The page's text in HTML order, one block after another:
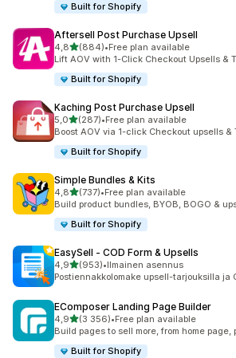
Built for Shopify
Aftersell Post Purchase Upsell
4,8/ 5 tähteä
(884)
884 arvostelua yhteensä
•Free plan available
Lift AOV with 1-Click Checkout Upsells &
Built for Shopify
Kaching Post Purchase Upsell
5,0/ 5 tähteä
(287)
287 arvostelua yhteensä
•Free plan available
Boost AOV via 1-click Checkout upsells &
Built for Shopify
Simple Bundles & Kits
4,8/ 5 tähteä
(737)
737 arvostelua yhteensä
•Free plan available
Build product bundles, BYOB, BOGO &
Built for Shopify
EasySell ‑ COD Form & Upsells
4,9/ 5 tähteä
(953)
953 arvostelua yhteensä
•Ilmainen asennus
Postiennakkolomake upsell-tarjouksilla ja
EComposer Landing Page Builder
4,9/ 5 tähteä
(3 356)
3356 arvostelua yhteensä
•Free plan available
Build pages to sell more, from home page,
Built for Shopify